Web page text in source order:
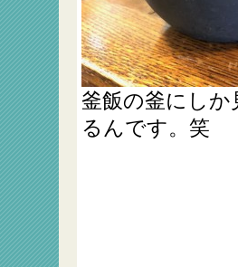
釜飯の釜にし
るんです。笑